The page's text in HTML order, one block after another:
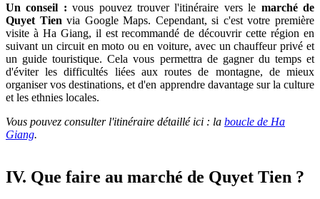
Un conseil : vous pouvez trouver l'itinéraire vers le marché de
Quyet Tien via Google Maps. Cependant, si c'est votre première
visite à Ha Giang, il est recommandé de découvrir cette région en
suivant un circuit en moto ou en voiture, avec un chauffeur privé et
un guide touristique. Cela vous permettra de gagner du temps et
d'éviter les difficultés liées aux routes de montagne, de mieux
organiser vos destinations, et d'en apprendre davantage sur la culture
et les ethnies locales.
Vous pouvez consulter l'itinéraire détaillé ici : la boucle de Ha
Giang.
IV. Que faire au marché de Quyet Tien ?